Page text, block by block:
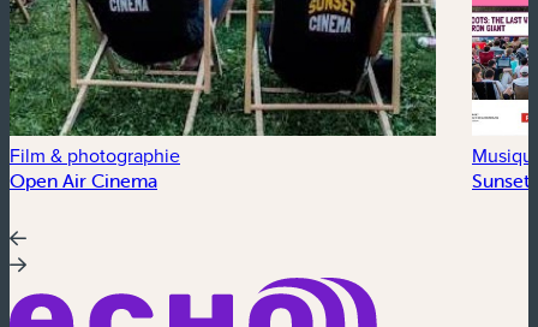
Film & photographie
Open Air Cinema Sunset